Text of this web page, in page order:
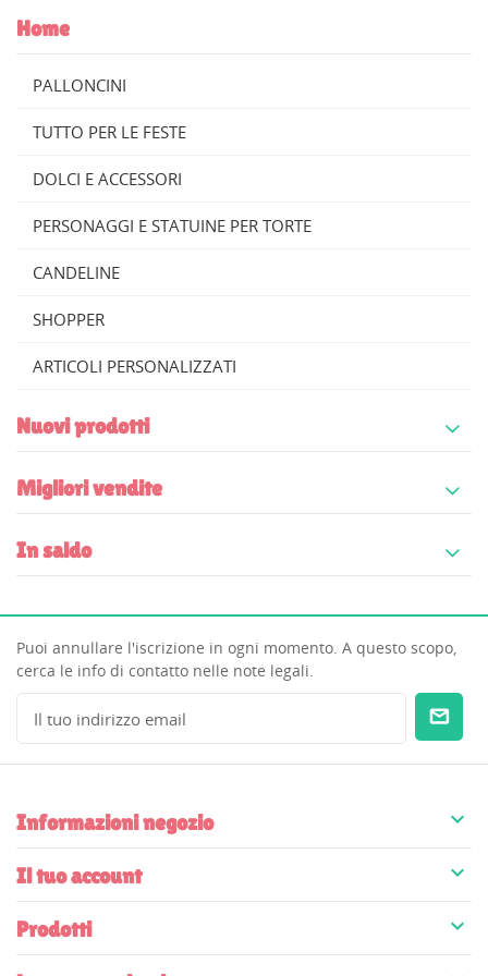
Home
PALLONCINI
TUTTO PER LE FESTE
DOLCI E ACCESSORI
PERSONAGGI E STATUINE PER TORTE
CANDELINE
SHOPPER
ARTICOLI PERSONALIZZATI
Nuovi prodotti
Migliori vendite
In saldo
Puoi annullare l'iscrizione in ogni momento. A questo scopo,
cerca le info di contatto nelle note legali.
Informazioni negozio 
Il tuo account 
Prodotti 